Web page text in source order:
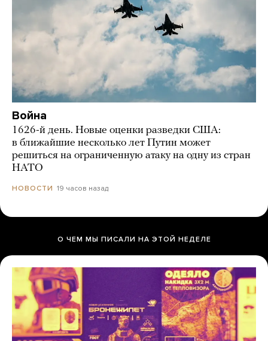
Война
1626-й день. Новые оценки разведки США:
в ближайшие несколько лет Путин может
решиться на ограниченную атаку на одну из стран
НАТО
НОВОСТИ 19 часов назад
О ЧЕМ МЫ ПИСАЛИ НА ЭТОЙ НЕДЕЛЕ